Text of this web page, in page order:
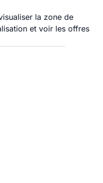
la zone de
et voir les offres